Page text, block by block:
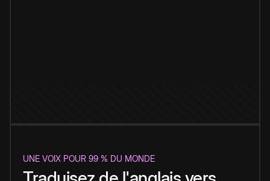
UNE VOIX POUR 99 % DU MONDE